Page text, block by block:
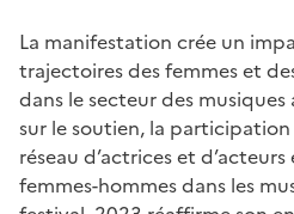
La manifestation crée un
trajectoires des femmes et
dans le secteur des musiques
sur le soutien, la participation
réseau d’actrices et
femmes-hommes dans les